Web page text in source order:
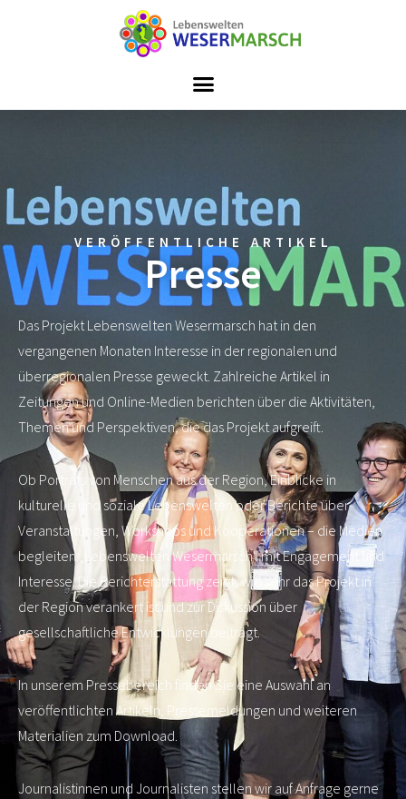
VERÖFFENTLICHE ARTIKEL
Presse
Das Projekt Lebenswelten Wesermarsch hat in den
vergangenen Monaten Interesse in der regionalen und
überregionalen Presse geweckt. Zahlreiche Artikel in
Zeitungen und Online-Medien berichten über die Aktivitäten,
Themen und Perspektiven, die das Projekt aufgreift.
Ob Porträts von Menschen aus der Region, Einblicke in
kulturelle und soziale Lebenswelten oder Berichte über
Veranstaltungen, Workshops und Kooperationen – die Medien
begleiten „Lebenswelten Wesermarsch“ mit Engagement und
Interesse. Die Berichterstattung zeigt, wie sehr das Projekt in
der Region verankert ist und zur Diskussion über
gesellschaftliche Entwicklungen beiträgt.
In unserem Pressebereich finden Sie eine Auswahl an
veröffentlichten Artikeln, Pressemeldungen und weiteren
Materialien zum Download.
Journalistinnen und Journalisten stellen wir auf Anfrage gerne